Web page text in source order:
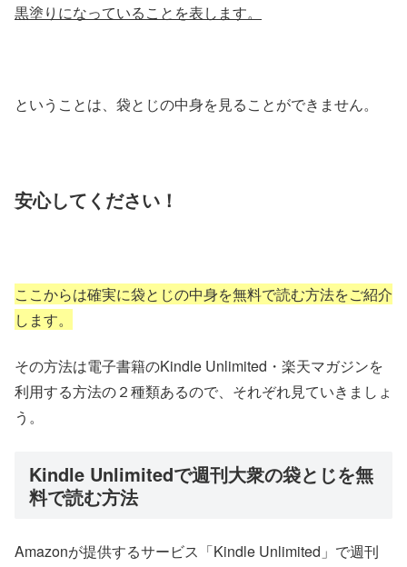
黒塗りになっていることを表します。
ということは、袋とじの中身を見ることができません。
安心してください！
ここからは確実に袋とじの中身を無料で読む方法をご紹介
します。
その方法は電子書籍のKindle Unlimited・楽天マガジンを
利用する方法の２種類あるので、それぞれ見ていきましょ
う。
Kindle Unlimitedで週刊大衆の袋とじを無
料で読む方法
Amazonが提供するサービス「Kindle Unlimited」で週刊